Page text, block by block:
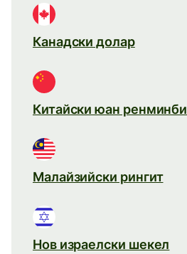
Канадски долар
Китайски юан ренминби
Малайзийски рингит
Нов израелски шекел